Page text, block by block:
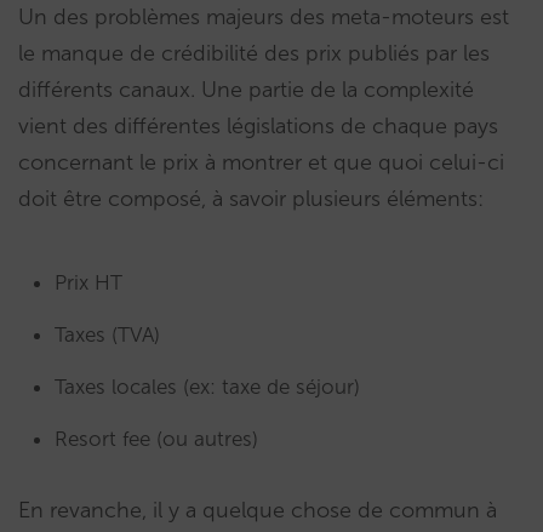
Un des problèmes majeurs des meta-moteurs est
le manque de crédibilité des prix publiés par les
différents canaux. Une partie de la complexité
vient des différentes législations de chaque pays
concernant le prix à montrer et que quoi celui-ci
doit être composé, à savoir plusieurs éléments:
Prix HT
Taxes (TVA)
Taxes locales (ex: taxe de séjour)
Resort fee (ou autres)
En revanche, il y a quelque chose de commun à